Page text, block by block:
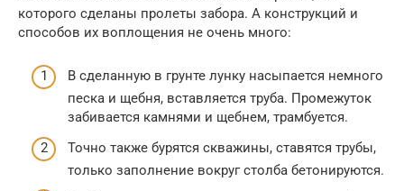
которого сделаны пролеты забора. А конструкций и
способов их воплощения не очень много:
В сделанную в грунте лунку насыпается немного
песка и щебня, вставляется труба. Промежуток
забивается камнями и щебнем, трамбуется.
Точно также бурятся скважины, ставятся трубы,
только заполнение вокруг столба бетонируются.